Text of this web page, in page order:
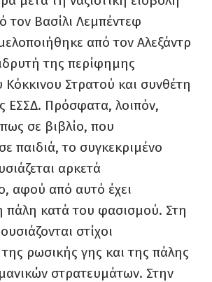
τον Βασίλι Λεμπέντεφ
από τον Αλεξάντρ
της περίφημης
Στρατού και συνθέτη
ΕΣΣΔ. Πρόσφατα, λοιπόν,
σε βιβλίο, που
παιδιά, το συγκεκριμένο
αρκετά
αφού από αυτό έχει
πάλη κατά του φασισμού. Στη
στίχοι
ρωσικής γης και της πάλης
στρατευμάτων. Στην